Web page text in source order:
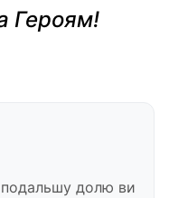
Героям!
подальшу долю ви